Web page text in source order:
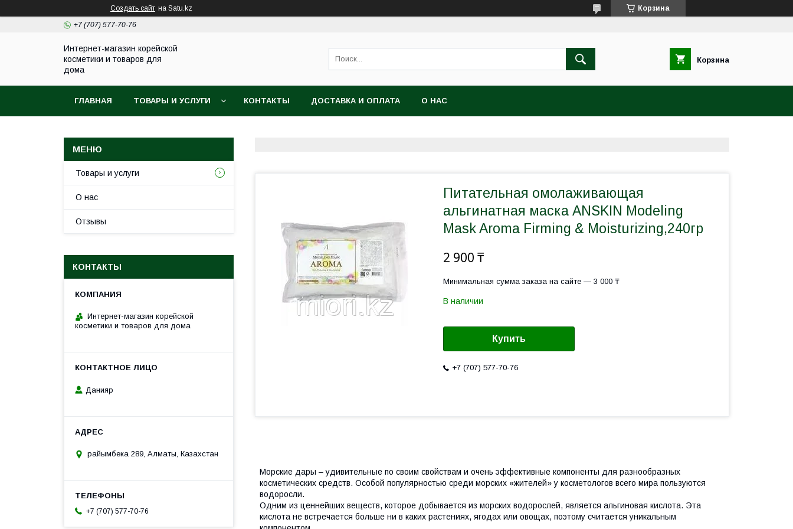
Создать сайт на Satu.kz Корзина
+7 (707) 577-70-76
Интернет-магазин корейской
косметики и товаров для
дома
Корзина
ГЛАВНАЯ ТОВАРЫ И УСЛУГИ КОНТАКТЫ ДОСТАВКА И ОПЛАТА О НАС
Питательная омолаживающая
альгинатная маска ANSKIN Modeling
Mask Aroma Firming & Moisturizing,240гр
2 900 ₸
Минимальная сумма заказа на сайте — 3 000 ₸
В наличии
Купить
+7 (707) 577-70-76
Морские дары – удивительные по своим свойствам и очень эффективные компоненты для разнообразных
косметических средств. Особой популярностью среди морских «жителей» у косметологов всего мира пользуются
водоросли.
Одним из ценнейших веществ, которое добывается из морских водорослей, является альгиновая кислота. Эта
кислота не встречается больше ни в каких растениях, ягодах или овощах, поэтому считается уникальным
Товары и услуги
О нас
Отзывы
КОНТАКТЫ
Интернет-магазин корейской
косметики и товаров для дома
Данияр
райымбека 289, Алматы, Казахстан
+7 (707) 577-70-76